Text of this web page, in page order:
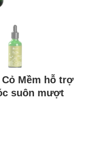
Mềm hỗ trợ
suôn mượt